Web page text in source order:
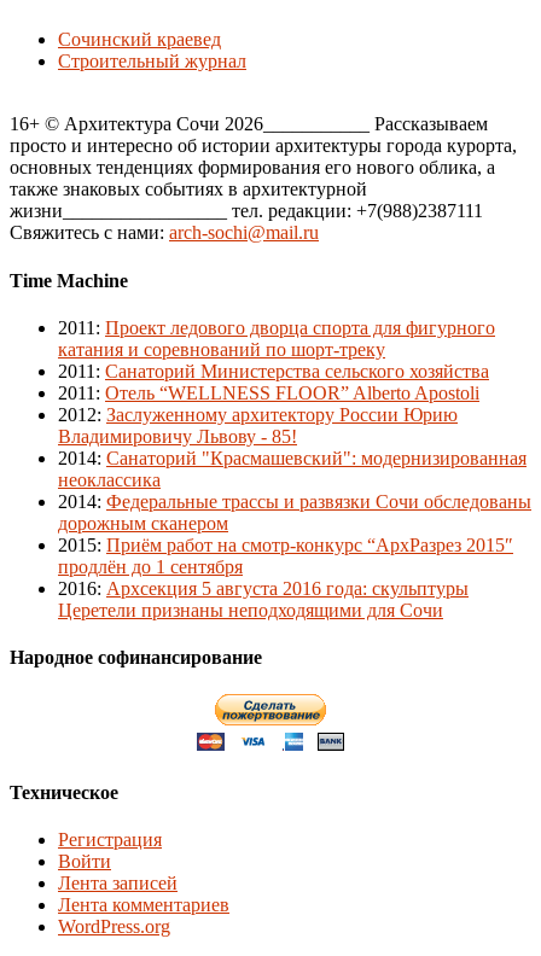
Сочинский краевед
Строительный журнал
16+ © Архитектура Сочи 2026___________ Рассказываем
просто и интересно об истории архитектуры города курорта,
основных тенденциях формирования его нового облика, а
также знаковых событиях в архитектурной
жизни_________________ тел. редакции: +7(988)2387111
Свяжитесь с нами: arch-sochi@mail.ru
Time Machine
2011 : Проект ледового дворца спорта для фигурного
катания и соревнований по шорт-треку
2011 : Санаторий Министерства сельского хозяйства
2011 : Отель “WELLNESS FLOOR” Alberto Apostoli
2012: Заслуженному архитектору России Юрию
Владимировичу Львову - 85!
2014: Санаторий "Красмашевский": модернизированная
неоклассика
2014: Федеральные трассы и развязки Сочи обследованы
дорожным сканером
2015: Приём работ на смотр-конкурс “АрхРазрез 2015″
продлён до 1 сентября
2016: Архсекция 5 августа 2016 года: скульптуры
Церетели признаны неподходящими для Сочи
Народное софинансирование
Техническое
Регистрация
Войти
Лента записей
Лента комментариев
WordPress.org